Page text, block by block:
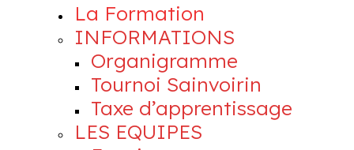
La Formation
INFORMATIONS
Organigramme
Tournoi Sainvoirin
Taxe d’apprentissage
LES EQUIPES